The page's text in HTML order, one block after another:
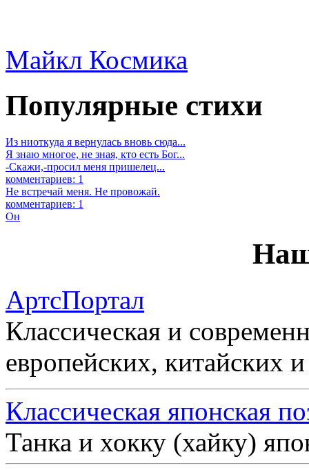
Майкл Космика
Популярные стихи
Из ниоткуда я вернулась вновь сюда...
Я знаю многое, не зная, кто есть Бог...
-Скажи,-просил меня пришелец...
комментариев: 1
Не встречай меня. Не провожай.
комментариев: 1
Он
АртсПортал
Классическая и
европейских, китайских
Классическая японская
Танка и хокку (хайку)